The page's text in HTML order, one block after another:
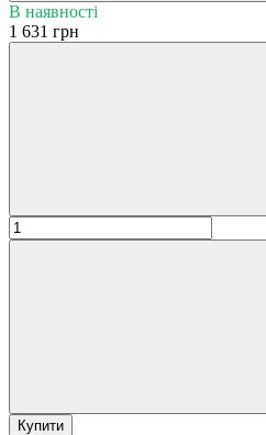
В наявності
1 631 грн
Купити